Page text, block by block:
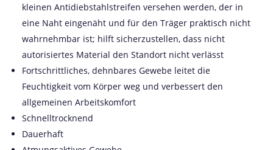
kleinen Antidiebstahlstreifen versehen werden, der in
eine Naht eingenäht und für den Träger praktisch nicht
wahrnehmbar ist; hilft sicherzustellen, dass nicht
autorisiertes Material den Standort nicht verlässt
Fortschrittliches, dehnbares Gewebe leitet die
Feuchtigkeit vom Körper weg und verbessert den
allgemeinen Arbeitskomfort
Schnelltrocknend
Dauerhaft